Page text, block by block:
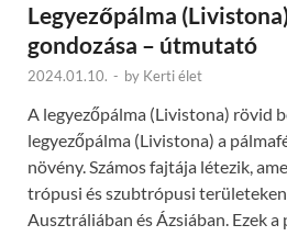
Legyezőpálma
gondozása – útmutató
2024.01.10. - by Kerti élet
A legyezőpálma (Livistona) rövid
legyezőpálma (Livistona) a
növény. Számos fajtája létezik,
trópusi és szubtrópusi
Ausztráliában és Ázsiában. Ezek